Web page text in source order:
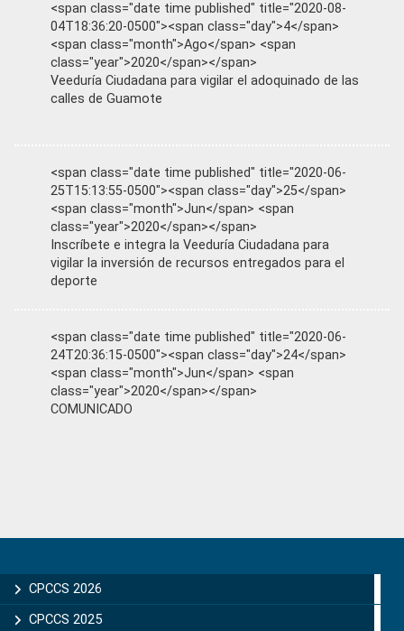
<span class="date time published" title="2020-08-
04T18:36:20-0500"><span class="day">4</span>
<span class="month">Ago</span> <span
class="year">2020</span></span>
Veeduría Ciudadana para vigilar el adoquinado de las
calles de Guamote
<span class="date time published" title="2020-06-
25T15:13:55-0500"><span class="day">25</span>
<span class="month">Jun</span> <span
class="year">2020</span></span>
Inscríbete e integra la Veeduría Ciudadana para
vigilar la inversión de recursos entregados para el
deporte
<span class="date time published" title="2020-06-
24T20:36:15-0500"><span class="day">24</span>
<span class="month">Jun</span> <span
class="year">2020</span></span>
COMUNICADO
Sidebar
CPCCS 2026
CPCCS 2025